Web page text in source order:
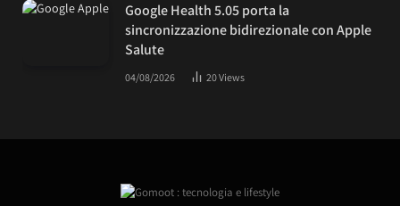
Google Health 5.05 porta la
sincronizzazione bidirezionale con Apple
Salute
04/08/2026 20Views